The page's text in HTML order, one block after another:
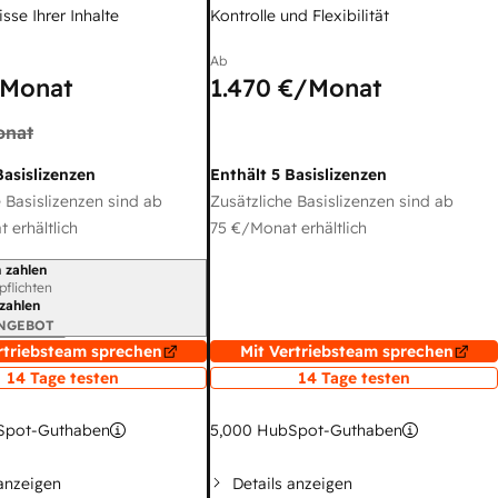
Ihrer Inhalte
Basislizenzen sind ab
erhältlich
zahlen
sprechen
14 Tage testen
Guthaben
Kontrolle und Flexibilität
Ab
1.470 €/Monat
Enthält 5 Basislizenzen
Zusätzliche Basislizenzen sind ab
75 €/Monat erhältlich
Mit Vertriebsteam sprechen
14 Tage testen
5,000 HubSpot-Guthaben
Details anzeigen